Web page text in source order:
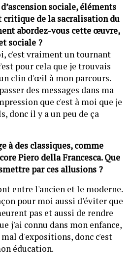
sociale, éléments
critique de la sacralisation du
abordez-vous cette œuvre,
sociale ?
c'est vraiment un tournant
pour cela que je trouvais
clin d'œil à mon parcours.
des messages dans ma
que c'est à moi que je
donc il y a un peu de ça
à des classiques, comme
Piero della Francesca. Que
par ces allusions ?
entre l'ancien et le moderne.
pour moi aussi d'éviter que
pas et aussi de rendre
j'ai connu dans mon enfance,
d'expositions, donc c'est
éducation.